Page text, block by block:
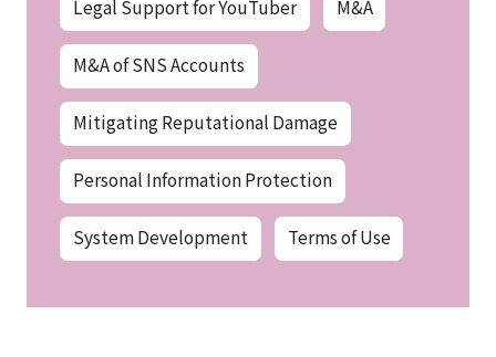
Legal Support for YouTuber M&A
M&A of SNS Accounts
Mitigating Reputational Damage
Personal Information Protection
System Development Terms of Use